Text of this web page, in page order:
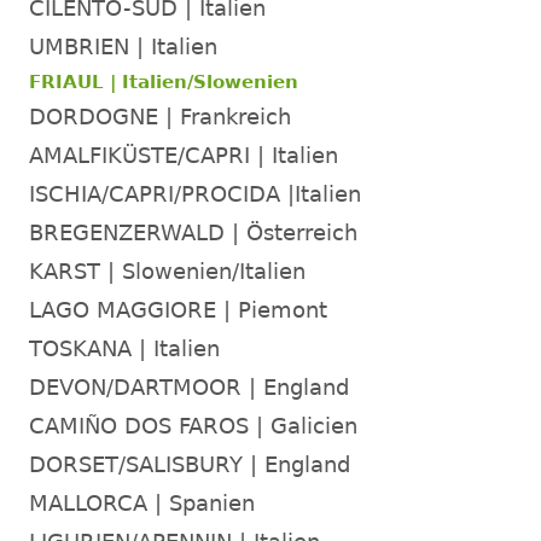
2025-
07
-
-
Ab
2025-
14
-
-
N
Ab
2025-
30
-
M
CILENTO-SÜD | Italien
UMBRIEN | Italien
FRIAUL | Italien/Slowenien
DORDOGNE | Frankreich
AMALFIKÜSTE/CAPRI | Italien
ISCHIA/CAPRI/PROCIDA |Italien
BREGENZERWALD | Österreich
KARST | Slowenien/Italien
LAGO MAGGIORE | Piemont
TOSKANA | Italien
DEVON/DARTMOOR | England
CAMIÑO DOS FAROS | Galicien
DORSET/SALISBURY | England
MALLORCA | Spanien